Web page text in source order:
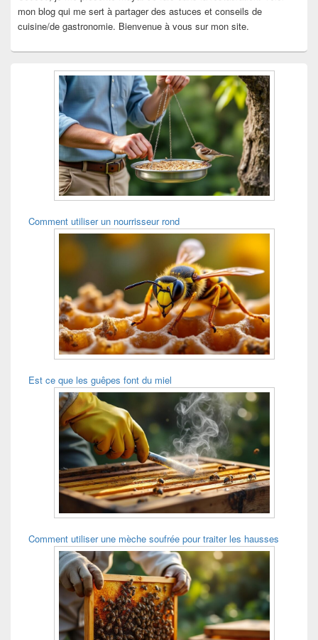
mon blog qui me sert à partager des astuces et conseils de
cuisine/de gastronomie. Bienvenue à vous sur mon site.
Comment utiliser un nourrisseur rond
Est ce que les guêpes font du miel
Comment utiliser une mèche soufrée pour traiter les hausses